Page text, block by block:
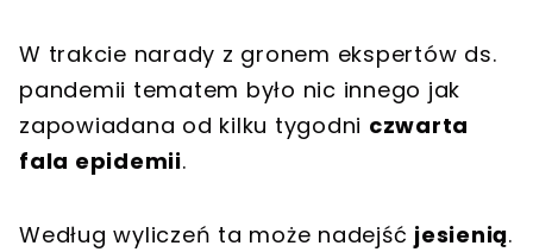
W trakcie narady z gronem ekspertów ds.
pandemii tematem było nic innego jak
zapowiadana od kilku tygodni czwarta
fala epidemii.
Według wyliczeń ta może nadejść jesienią.